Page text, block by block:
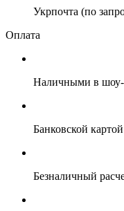
Укрпочта (по
Оплата
Наличными в
Банковской
Безналичный